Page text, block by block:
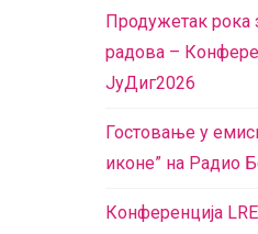
Продужетак рока
радова –
ЈуДиг2026
Гостовање у
иконе” на Радио
Конференција